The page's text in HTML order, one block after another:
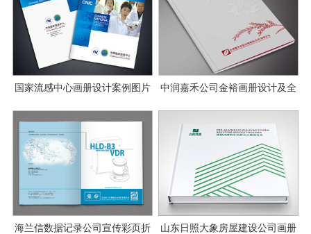
国家流感中心画册设计案例图片
中润嘉禾公司金裕画册设计及全
海兰信数据记录公司宣传彩页折
山东日照大象房屋建设公司画册